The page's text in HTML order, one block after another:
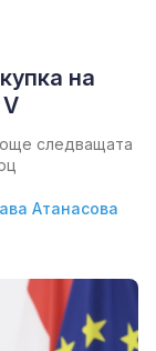
на
следващата
Атанасова